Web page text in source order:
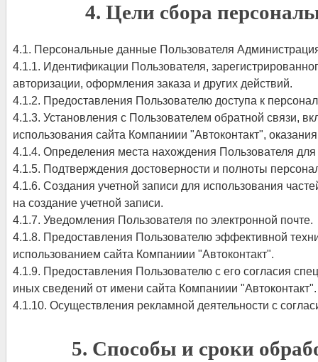
4. Цели сбора
4.1. Персональные данные Пользователя
4.1.1. Идентификации Пользователя,
авторизации, оформления заказа и других действий.
4.1.2. Предоставления Пользователю доступа к
4.1.3. Установления с Пользователем обратной связи,
использования сайта Компаниии "Автоконтакт",
4.1.4. Определения места нахождения Пользователя
4.1.5. Подтверждения достоверности и полноты
4.1.6. Создания учетной записи для использования
на создание учетной записи.
4.1.7. Уведомления Пользователя по электронной почте.
4.1.8. Предоставления Пользователю эффективной
использованием сайта Компаниии "Автоконтакт".
4.1.9. Предоставления Пользователю с его согласия
иных сведений от имени сайта Компаниии "Автоконтакт".
4.1.10. Осуществления рекламной деятельности с
5. Способы и сроки